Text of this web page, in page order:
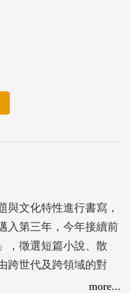
與文化特性進行書寫，
入第三年，今年接續前
，徵選短篇小說、散
跨世代及跨領域的對
活經驗，反思客家在各
more...